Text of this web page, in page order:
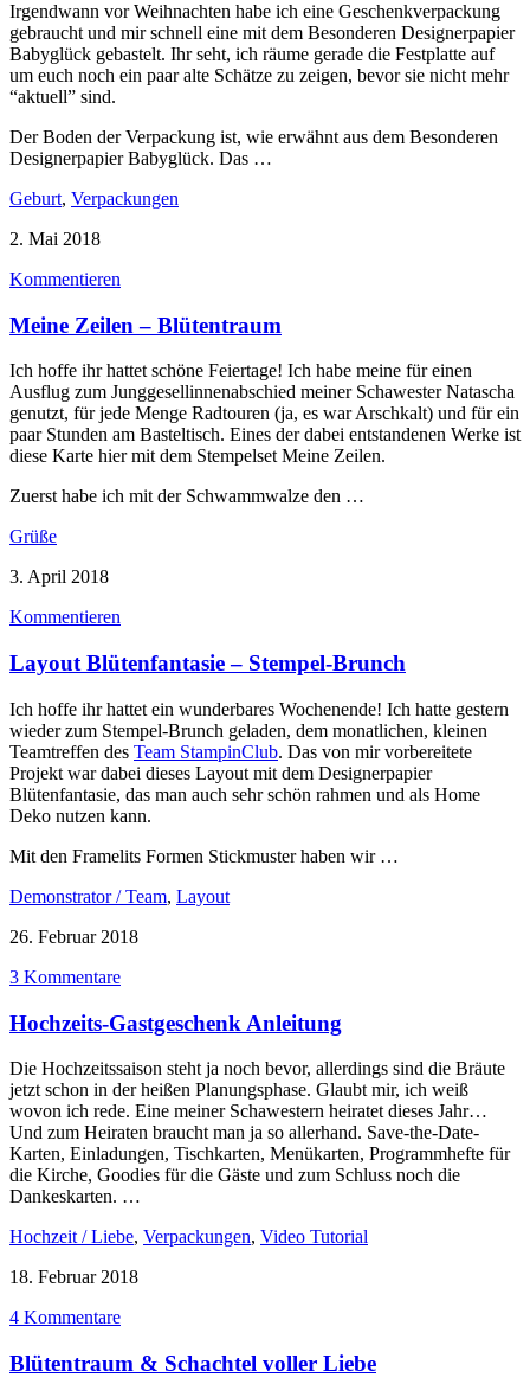
Irgendwann vor Weihnachten habe ich eine Geschenkverpackung
gebraucht und mir schnell eine mit dem Besonderen Designerpapier
Babyglück gebastelt. Ihr seht, ich räume gerade die Festplatte auf
um euch noch ein paar alte Schätze zu zeigen, bevor sie nicht mehr
“aktuell” sind.
Der Boden der Verpackung ist, wie erwähnt aus dem Besonderen
Designerpapier Babyglück. Das …
Geburt, Verpackungen
2. Mai 2018
Kommentieren
Meine Zeilen – Blütentraum
Ich hoffe ihr hattet schöne Feiertage! Ich habe meine für einen
Ausflug zum Junggesellinnenabschied meiner Schawester Natascha
genutzt, für jede Menge Radtouren (ja, es war Arschkalt) und für ein
paar Stunden am Basteltisch. Eines der dabei entstandenen Werke ist
diese Karte hier mit dem Stempelset Meine Zeilen.
Zuerst habe ich mit der Schwammwalze den …
Grüße
3. April 2018
Kommentieren
Layout Blütenfantasie – Stempel-Brunch
Ich hoffe ihr hattet ein wunderbares Wochenende! Ich hatte gestern
wieder zum Stempel-Brunch geladen, dem monatlichen, kleinen
Teamtreffen des Team StampinClub. Das von mir vorbereitete
Projekt war dabei dieses Layout mit dem Designerpapier
Blütenfantasie, das man auch sehr schön rahmen und als Home
Deko nutzen kann.
Mit den Framelits Formen Stickmuster haben wir …
Demonstrator / Team, Layout
26. Februar 2018
3 Kommentare
Hochzeits-Gastgeschenk Anleitung
Die Hochzeitssaison steht ja noch bevor, allerdings sind die Bräute
jetzt schon in der heißen Planungsphase. Glaubt mir, ich weiß
wovon ich rede. Eine meiner Schawestern heiratet dieses Jahr…
Und zum Heiraten braucht man ja so allerhand. Save-the-Date-
Karten, Einladungen, Tischkarten, Menükarten, Programmhefte für
die Kirche, Goodies für die Gäste und zum Schluss noch die
Dankeskarten. …
Hochzeit / Liebe, Verpackungen, Video Tutorial
18. Februar 2018
4 Kommentare
Blütentraum & Schachtel voller Liebe